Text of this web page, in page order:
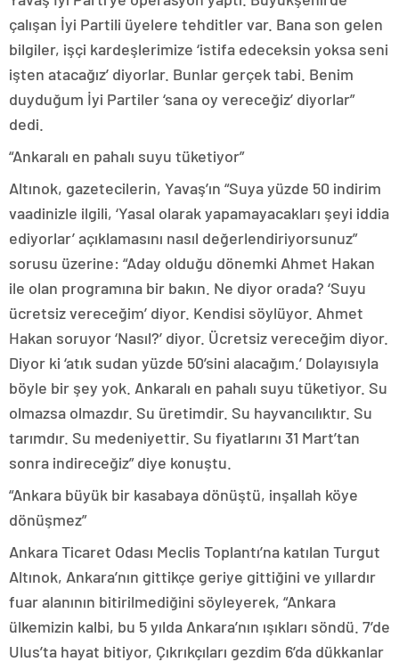
çalışan İyi Partili üyelere tehditler var. Bana son gelen
bilgiler, işçi kardeşlerimize ‘istifa edeceksin yoksa seni
işten atacağız’ diyorlar. Bunlar gerçek tabi. Benim
duyduğum İyi Partiler ‘sana oy vereceğiz’ diyorlar”
dedi.
“Ankaralı en pahalı suyu tüketiyor”
Altınok, gazetecilerin, Yavaş’ın “Suya yüzde 50 indirim
vaadinizle ilgili, ‘Yasal olarak yapamayacakları şeyi iddia
ediyorlar’ açıklamasını nasıl değerlendiriyorsunuz”
sorusu üzerine: “Aday olduğu dönemki Ahmet Hakan
ile olan programına bir bakın. Ne diyor orada? ‘Suyu
ücretsiz vereceğim’ diyor. Kendisi söylüyor. Ahmet
Hakan soruyor ‘Nasıl?’ diyor. Ücretsiz vereceğim diyor.
Diyor ki ‘atık sudan yüzde 50’sini alacağım.’ Dolayısıyla
böyle bir şey yok. Ankaralı en pahalı suyu tüketiyor. Su
olmazsa olmazdır. Su üretimdir. Su hayvancılıktır. Su
tarımdır. Su medeniyettir. Su fiyatlarını 31 Mart’tan
sonra indireceğiz” diye konuştu.
“Ankara büyük bir kasabaya dönüştü, inşallah köye
dönüşmez”
Ankara Ticaret Odası Meclis Toplantı’na katılan Turgut
Altınok, Ankara’nın gittikçe geriye gittiğini ve yıllardır
fuar alanının bitirilmediğini söyleyerek, “Ankara
ülkemizin kalbi, bu 5 yılda Ankara’nın ışıkları söndü. 7’de
Ulus’ta hayat bitiyor, Çıkrıkçıları gezdim 6’da dükkanlar